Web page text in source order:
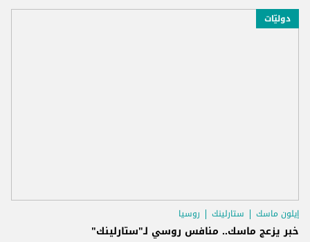
دوليّات
إيلون ماسك ستارلينك روسيا
خبر يزعج ماسك.. منافس روسي لـ"ستارلينك"